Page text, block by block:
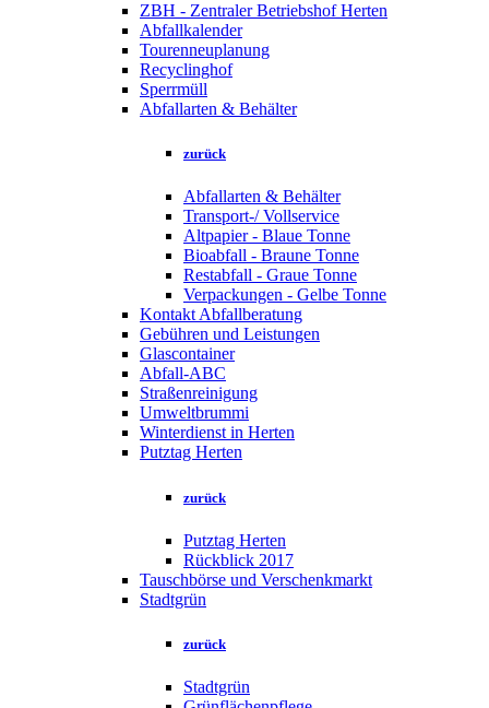
ZBH - Zentraler Betriebshof Herten
Abfallkalender
Tourenneuplanung
Recyclinghof
Sperrmüll
Abfallarten & Behälter
zurück
Abfallarten & Behälter
Transport-/ Vollservice
Altpapier - Blaue Tonne
Bioabfall - Braune Tonne
Restabfall - Graue Tonne
Verpackungen - Gelbe Tonne
Kontakt Abfallberatung
Gebühren und Leistungen
Glascontainer
Abfall-ABC
Straßenreinigung
Umweltbrummi
Winterdienst in Herten
Putztag Herten
zurück
Putztag Herten
Rückblick 2017
Tauschbörse und Verschenkmarkt
Stadtgrün
zurück
Stadtgrün